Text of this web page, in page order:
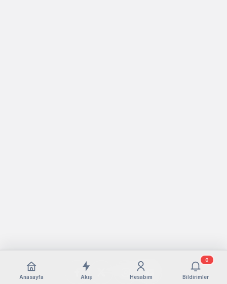
Anasayfa Akış Hesabım Bildirimler
0